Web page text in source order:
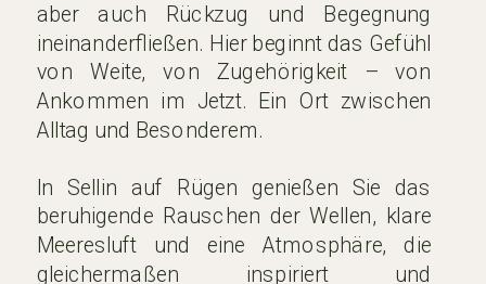
aber auch Rückzug und Begegnung
ineinanderfließen. Hier beginnt das Gefühl
von Weite, von Zugehörigkeit – von
Ankommen im Jetzt. Ein Ort zwischen
Alltag und Besonderem.
In Sellin auf Rügen genießen Sie das
beruhigende Rauschen der Wellen, klare
Meeresluft und eine Atmosphäre, die
gleichermaßen inspiriert und